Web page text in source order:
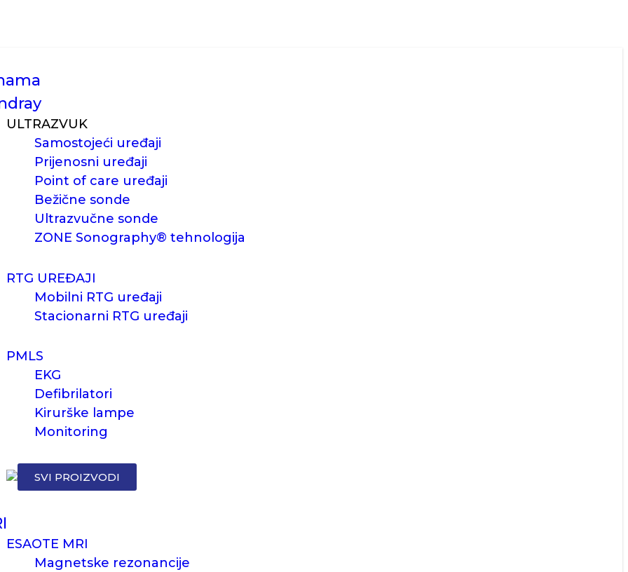
ULTRAZVUK
Samostojeći uređaji
Prijenosni uređaji
Point of care uređaji
Bežične sonde
Ultrazvučne sonde
ZONE Sonography® tehnologija
RTG UREĐAJI
Mobilni RTG uređaji
Stacionarni RTG uređaji
PMLS
EKG
Defibrilatori
Kirurške lampe
Monitoring
SVI PROIZVODI
ESAOTE MRI
Magnetske rezonancije